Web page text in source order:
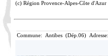
(c) Région Provence-Alpes-Côte
Commune: Antibes (Dép.06)